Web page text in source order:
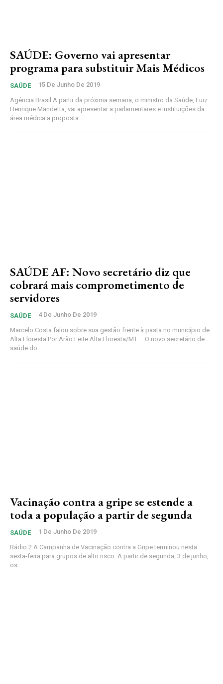
SAÚDE: Governo vai apresentar
programa para substituir Mais Médicos
SAÚDE 15 De Junho De 2019
Agência Brasil A partir da próxima semana, o ministro da Saúde, Luiz
Henrique Mandetta, vai apresentar a parlamentares e instituições da
área médica a proposta...
SAÚDE AF: Novo secretário diz que
cobrará mais comprometimento de
servidores
SAÚDE 4 De Junho De 2019
Marcelo Costa falou sobre sua gestão frente à pasta no município de
Alta Floresta Por Arão Leite Alta Floresta/MT – O novo secretário de
saúde do...
Vacinação contra a gripe se estende a
toda a população a partir de segunda
SAÚDE 1 De Junho De 2019
Rádio 2 A Campanha de Vacinação contra a Gripe terminou nesta
sexta-feira para grupos de alto risco. A partir de segunda, 3 de junho,
os...